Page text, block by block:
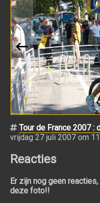
Tour de France 2007 :
vrijdag 27 juli 2007 om
Reacties
Er zijn nog geen
deze foto!!